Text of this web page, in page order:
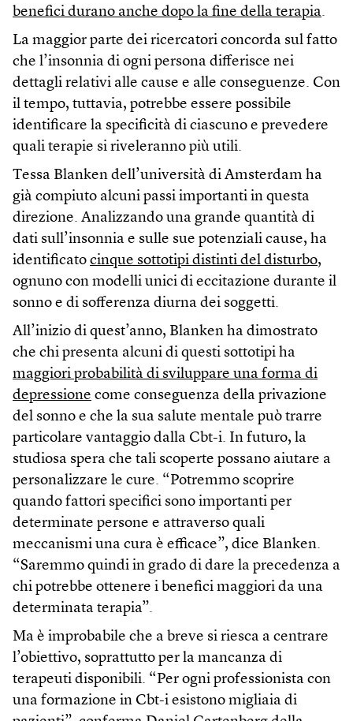
benefici durano anche dopo la fine della terapia.
La maggior parte dei ricercatori concorda sul fatto
che l’insonnia di ogni persona differisce nei
dettagli relativi alle cause e alle conseguenze. Con
il tempo, tuttavia, potrebbe essere possibile
identificare la specificità di ciascuno e prevedere
quali terapie si riveleranno più utili.
Tessa Blanken dell’università di Amsterdam ha
già compiuto alcuni passi importanti in questa
direzione. Analizzando una grande quantità di
dati sull’insonnia e sulle sue potenziali cause, ha
identificato cinque sottotipi distinti del disturbo,
ognuno con modelli unici di eccitazione durante il
sonno e di sofferenza diurna dei soggetti.
All’inizio di quest’anno, Blanken ha dimostrato
che chi presenta alcuni di questi sottotipi ha
maggiori probabilità di sviluppare una forma di
depressione come conseguenza della privazione
del sonno e che la sua salute mentale può trarre
particolare vantaggio dalla Cbt-i. In futuro, la
studiosa spera che tali scoperte possano aiutare a
personalizzare le cure. “Potremmo scoprire
quando fattori specifici sono importanti per
determinate persone e attraverso quali
meccanismi una cura è efficace”, dice Blanken.
“Saremmo quindi in grado di dare la precedenza a
chi potrebbe ottenere i benefici maggiori da una
determinata terapia”.
Ma è improbabile che a breve si riesca a centrare
l’obiettivo, soprattutto per la mancanza di
terapeuti disponibili. “Per ogni professionista con
una formazione in Cbt-i esistono migliaia di